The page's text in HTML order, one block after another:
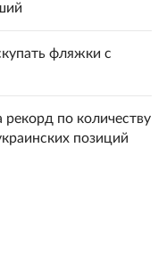
фляжки с
по количеству
позиций